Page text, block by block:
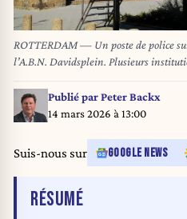
ROTTERDAM — Un poste de police
l’A.B.N. Davidsplein. Plusieurs
font l’objet de mesures de sécurité
Publié parPeter Backx
14 mars 2026 à 13:00
Suis-nous sur GOOGLE NEWS
RÉSUMÉDE L'ARTICLE